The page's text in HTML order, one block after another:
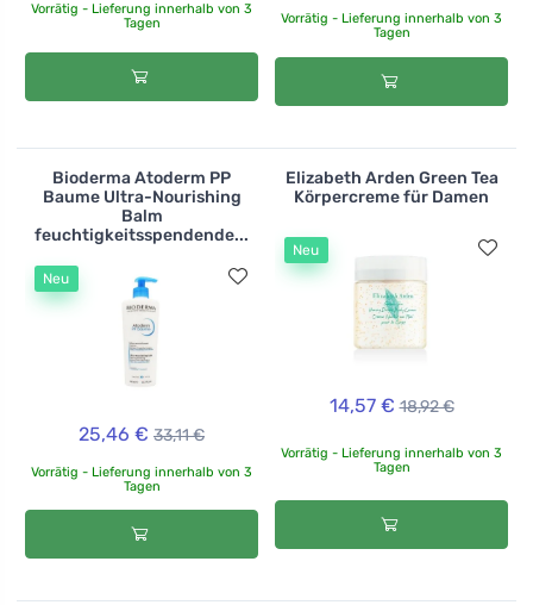
Vorrätig - Lieferung innerhalb von 3
Tagen
Vorrätig - Lieferung innerhalb von 3
Tagen
Bioderma Atoderm PP
Baume Ultra-Nourishing
Balm
feuchtigkeitsspendende...
Neu
25,46 € 33,11 €
Vorrätig - Lieferung innerhalb von 3
Tagen
Elizabeth Arden Green Tea
Körpercreme für Damen
Neu
14,57 € 18,92 €
Vorrätig - Lieferung innerhalb von 3
Tagen